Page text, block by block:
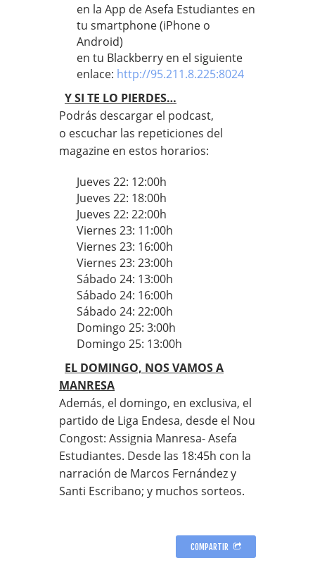
en la App de Asefa Estudiantes en
tu smartphone (iPhone o
Android)
en tu Blackberry en el siguiente
enlace: http://95.211.8.225:8024
Y SI TE LO PIERDES…
Podrás descargar el podcast,
o escuchar las repeticiones del
magazine en estos horarios:
Jueves 22: 12:00h
Jueves 22: 18:00h
Jueves 22: 22:00h
Viernes 23: 11:00h
Viernes 23: 16:00h
Viernes 23: 23:00h
Sábado 24: 13:00h
Sábado 24: 16:00h
Sábado 24: 22:00h
Domingo 25: 3:00h
Domingo 25: 13:00h
EL DOMINGO, NOS VAMOS A
MANRESA
Además, el domingo, en exclusiva, el
partido de Liga Endesa, desde el Nou
Congost: Assignia Manresa- Asefa
Estudiantes. Desde las 18:45h con la
narración de Marcos Fernández y
Santi Escribano; y muchos sorteos.
COMPARTIR